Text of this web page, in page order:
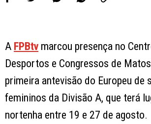
A FPBtv marcou presença no
Desportos e Congressos de
primeira antevisão do Europeu de
femininos da Divisão A, que terá
nortenha entre 19 e 27 de agosto.